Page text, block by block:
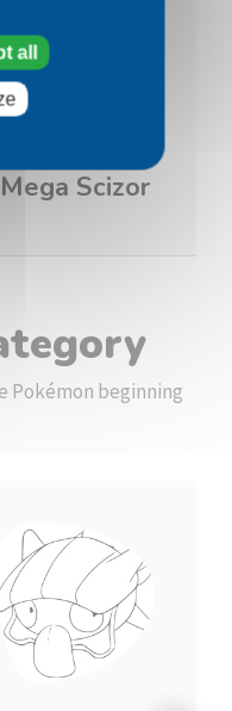
Mega Scizor
Pokémon beginning
all